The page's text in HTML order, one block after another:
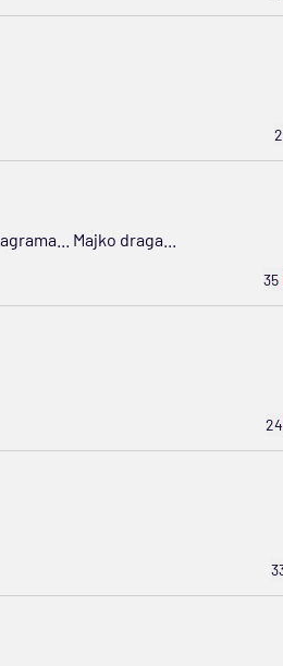
Majko draga...
35
24